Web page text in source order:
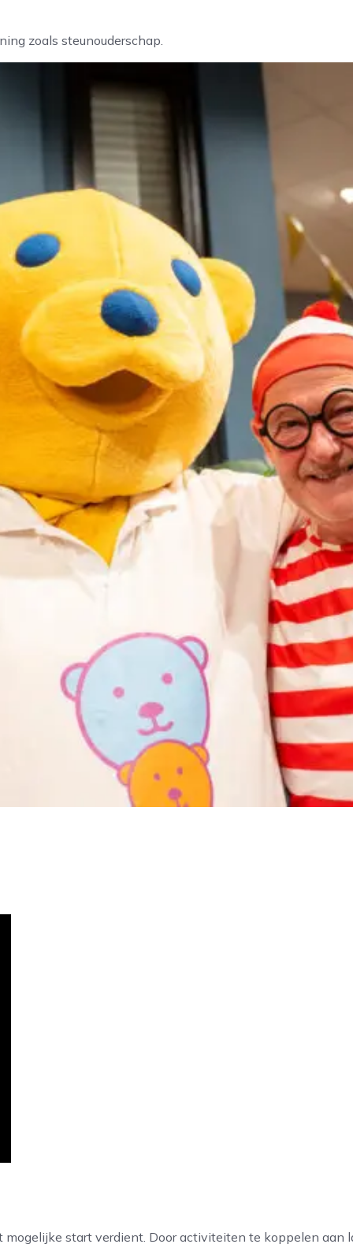
zoals steunouderschap.
start verdient. Door activiteiten te koppelen aan